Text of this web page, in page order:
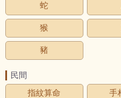
蛇
猴
豬
民間
指紋算命
手